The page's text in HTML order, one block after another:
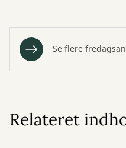
Se flere
Relateret